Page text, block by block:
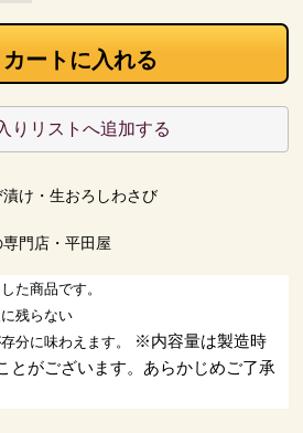
カートに入れる
りリストへ追加する
漬け・生おろしわさび
門店・平田屋
た商品です。
残らない
分に味わえます。
※内容量は製造時
とがございます。あらかじめご了承